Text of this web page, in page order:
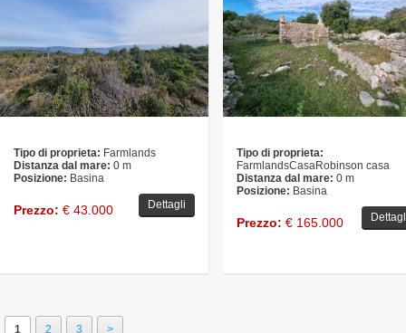
Tipo di proprieta: Farmlands
Distanza dal mare: 0 m
Posizione: Basina
Prezzo: € 43.000 Dettagli
Tipo di proprieta:
FarmlandsCasaRobinson casa
Distanza dal mare: 0 m
Posizione: Basina
Prezzo: € 165.000
1 2 3 >